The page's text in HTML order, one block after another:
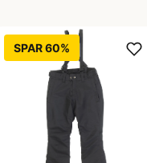
SPAR 60%